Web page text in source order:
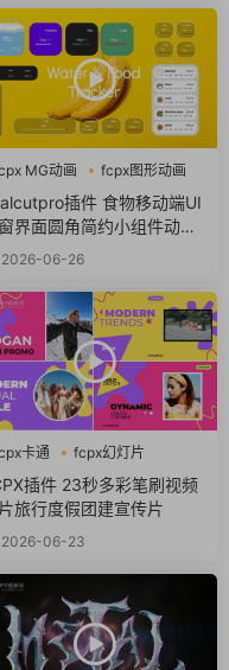
MG动画
fcpx图形动画
插件 食物移动端UI
界面圆角简约小组件动画f
插件
2026-06-26
卡通
fcpx幻灯片
视频开场
插件 23秒多彩笔刷视频
旅行度假团建宣传片
2026-06-23